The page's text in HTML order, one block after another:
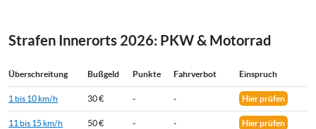
Strafen Innerorts 2026: PKW & Motorrad
Überschreitung Bußgeld Punkte Fahrverbot Einspruch
1 bis 10 km/h 30 € - - Hier prüfen
11 bis 15 km/h 50 € - - Hier prüfen